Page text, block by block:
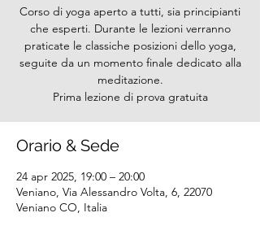
Corso di yoga aperto a tutti, sia principianti
che esperti. Durante le lezioni verranno
praticate le classiche posizioni dello yoga,
seguite da un momento finale dedicato alla
meditazione.
Prima lezione di prova gratuita
Orario & Sede
24 apr 2025, 19:00 – 20:00
Veniano, Via Alessandro Volta, 6, 22070
Veniano CO, Italia